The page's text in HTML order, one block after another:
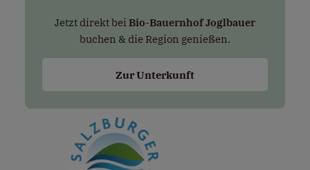
Jetzt direkt bei Bio-Bauernhof Joglbauer
buchen & die Region genießen.
Zur Unterkunft